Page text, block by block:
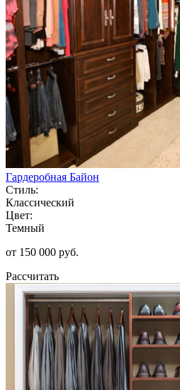
Гардеробная Байон
Стиль:
Классический
Цвет:
Темный
от 150 000 руб.
Рассчитать